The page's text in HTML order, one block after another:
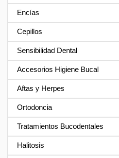
Encías
Cepillos
Sensibilidad Dental
Accesorios Higiene Bucal
Aftas y Herpes
Ortodoncia
Tratamientos Bucodentales
Halitosis